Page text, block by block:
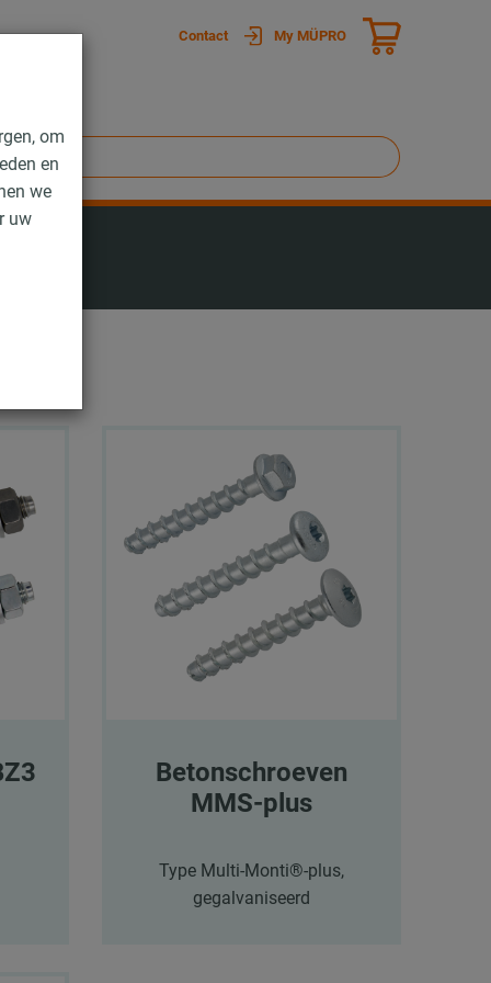
om
en
we
uw
Contact My MÜPRO
Betonschroeven
MMS-plus
Type Multi-Monti®-plus,
gegalvaniseerd